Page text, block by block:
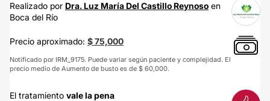
Realizado por Dra. Luz María Del Castillo Reynoso en
Boca del Río
Precio aproximado: $ 75,000
Notificado por IRM_9175. Puede variar según paciente y complejidad. El
precio medio de Aumento de busto es de $ 60,000.
El tratamiento vale la pena